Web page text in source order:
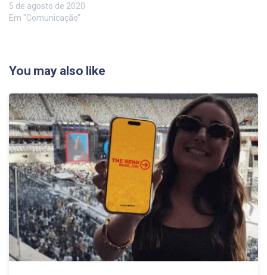
5 de agosto de 2020
Em "Comunicação"
You may also like